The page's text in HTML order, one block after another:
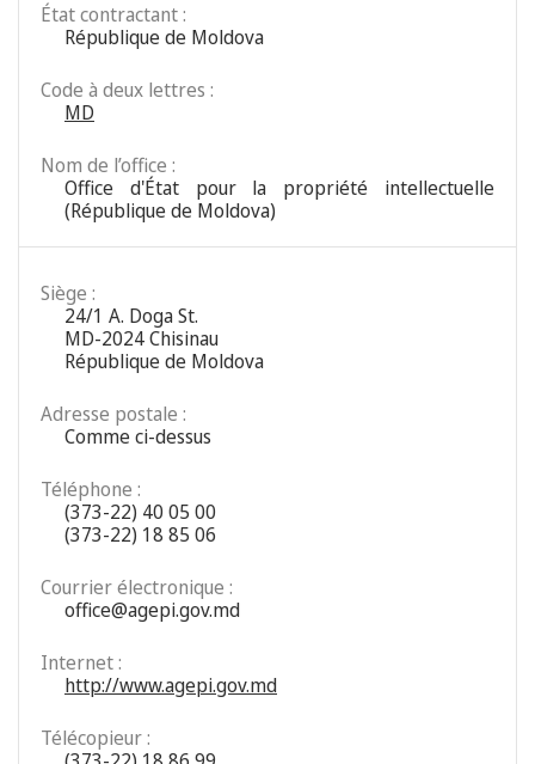
État contractant :
République de Moldova
Code à deux lettres :
MD
Nom de l’office :
Office d'État pour la propriété intellectuelle
(République de Moldova)
Siège :
24/1 A. Doga St.
MD-2024 Chisinau
République de Moldova
Adresse postale :
Comme ci-dessus
Téléphone :
(373-22) 40 05 00
(373-22) 18 85 06
Courrier électronique :
office@agepi.gov.md
Internet :
http://www.agepi.gov.md
Télécopieur :